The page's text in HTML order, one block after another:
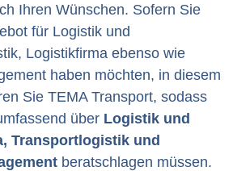
Ihren Wünschen. Sofern Sie
für Logistik und
Logistikfirma ebenso wie
haben möchten, in diesem
Sie TEMA Transport, sodass
über Logistik und
Transportlogistik und
beratschlagen müssen.